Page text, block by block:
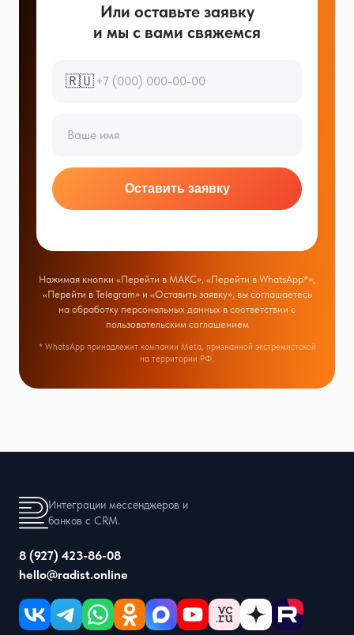
Или оставьте заявку
и мы с вами свяжемся
🇷🇺
Оставить заявку
Нажимая кнопки «Перейти в МАКС», «Перейти в WhatsApp*»,
«Перейти в Telegram» и «Оставить заявку», вы соглашаетесь
на обработку персональных данных в соответствии с
пользовательским соглашением
* WhatsApp принадлежит компании Meta, признанной экстремистской
на территории РФ.
Интеграции мессенджеров и
банков с CRM.
8 (927) 423-86-08
hello@radist.online